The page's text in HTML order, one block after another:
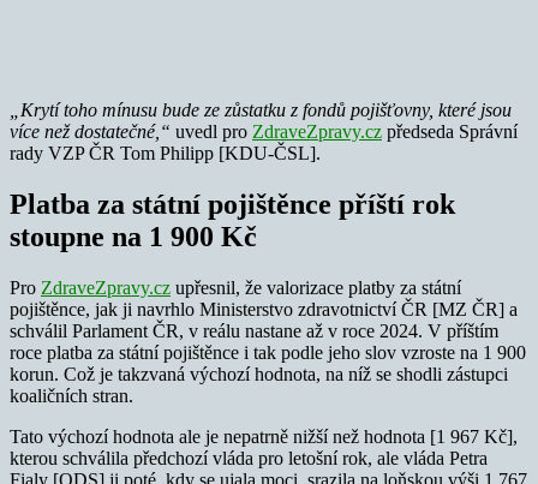
„Krytí toho mínusu bude ze zůstatku z fondů pojišťovny, které jsou
více než dostatečné,“ uvedl pro ZdraveZpravy.cz předseda Správní
rady VZP ČR Tom Philipp [KDU-ČSL].
Platba za státní pojištěnce příští rok
stoupne na 1 900 Kč
Pro ZdraveZpravy.cz upřesnil, že valorizace platby za státní
pojištěnce, jak ji navrhlo Ministerstvo zdravotnictví ČR [MZ ČR] a
schválil Parlament ČR, v reálu nastane až v roce 2024. V příštím
roce platba za státní pojištěnce i tak podle jeho slov vzroste na 1 900
korun. Což je takzvaná výchozí hodnota, na níž se shodli zástupci
koaličních stran.
Tato výchozí hodnota ale je nepatrně nižší než hodnota [1 967 Kč],
kterou schválila předchozí vláda pro letošní rok, ale vláda Petra
Fialy [ODS] ji poté, kdy se ujala moci, srazila na loňskou výši 1 767